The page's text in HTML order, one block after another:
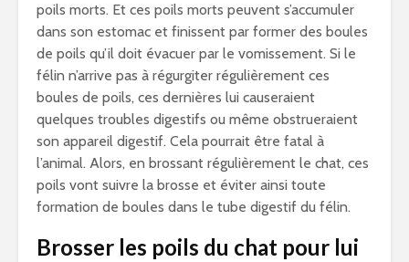
poils morts. Et ces poils morts peuvent s’accumuler
dans son estomac et finissent par former des boules
de poils qu’il doit évacuer par le vomissement. Si le
félin n’arrive pas à régurgiter régulièrement ces
boules de poils, ces dernières lui causeraient
quelques troubles digestifs ou même obstrueraient
son appareil digestif. Cela pourrait être fatal à
l’animal. Alors, en brossant régulièrement le chat, ces
poils vont suivre la brosse et éviter ainsi toute
formation de boules dans le tube digestif du félin.
Brosser les poils du chat pour lui